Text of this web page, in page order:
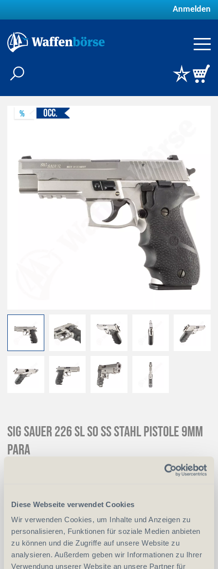
Diese Webseite verwendet Cookies
Wir verwenden Cookies, um Inhalte und Anzeigen zu
personalisieren, Funktionen für soziale Medien anbieten
zu können und die Zugriffe auf unsere Website zu
analysieren. Außerdem geben wir Informationen zu Ihrer
Verwendung unserer Website an unsere Partner für
Anmelden
% Occ.
SIG SAUER 226 SL SO SS Stahl Pistole 9mm
para
vergleichen